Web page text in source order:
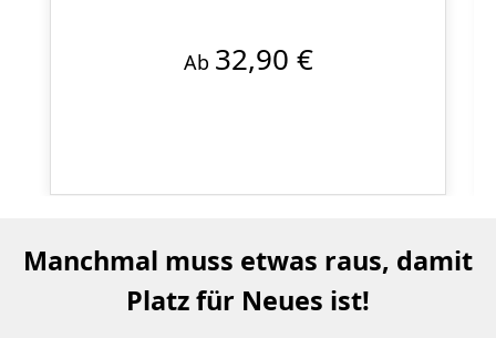
Ab 32,90 €
Manchmal muss etwas raus, damit
Platz für Neues ist!